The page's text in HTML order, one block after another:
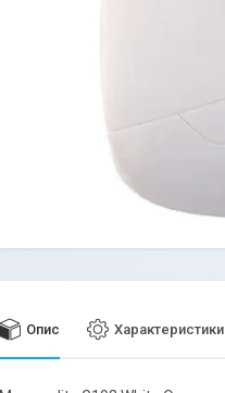
Опис Характеристики